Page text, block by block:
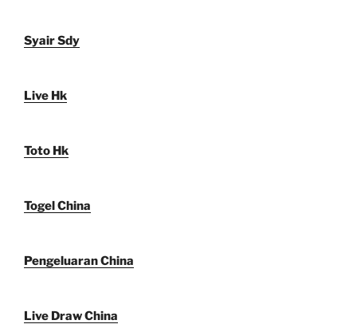
Syair Sdy
Live Hk
Toto Hk
Togel China
Pengeluaran China
Live Draw China